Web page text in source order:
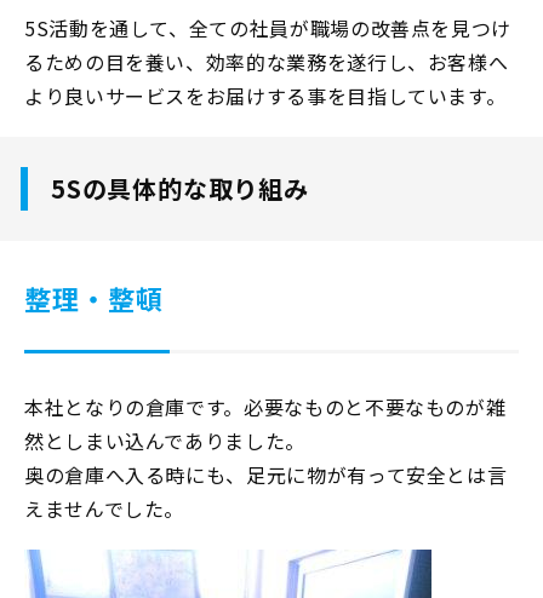
5S活動を通して、全ての社員が職場の改善点を見つけ
るための目を養い、効率的な業務を遂行し、お客様へ
より良いサービスをお届けする事を目指しています。
5Sの具体的な取り組み
整理・整頓
本社となりの倉庫です。必要なものと不要なものが雑
然としまい込んでありました。
奥の倉庫へ入る時にも、足元に物が有って安全とは言
えませんでした。